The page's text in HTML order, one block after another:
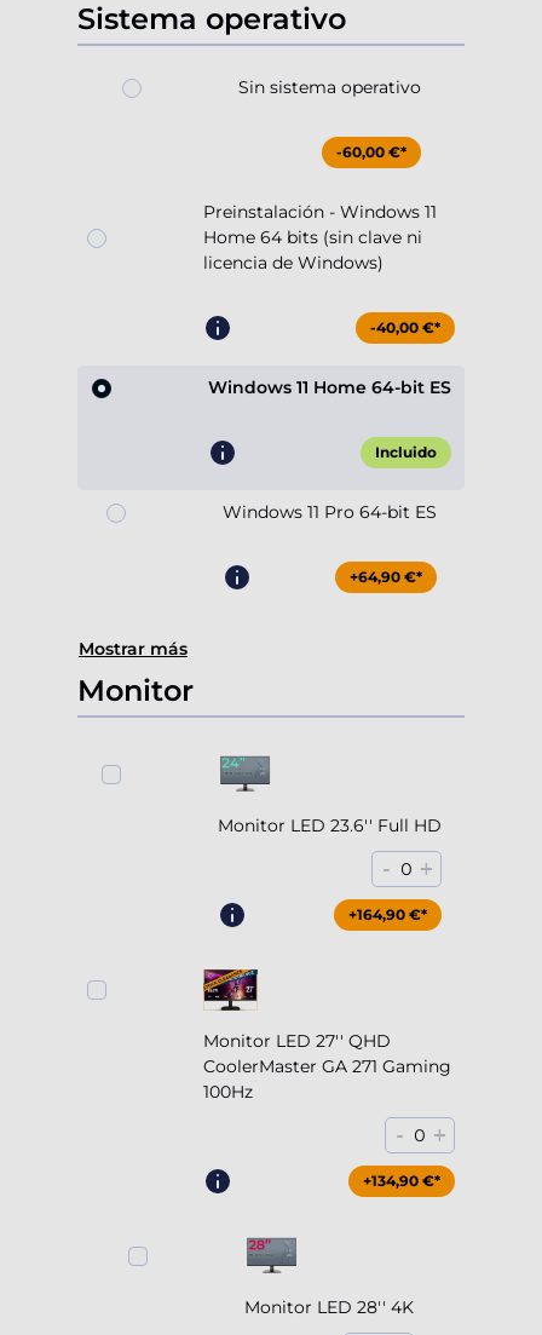
Sistema operativo
Sin sistema operativo
-60,00 €*
Preinstalación - Windows 11
Home 64 bits (sin clave ni
licencia de Windows)
-40,00 €*
Windows 11 Home 64-bit ES
Incluido
Windows 11 Pro 64-bit ES
+64,90 €*
Mostrar más
Monitor
Monitor LED 23.6'' Full HD
- 0 +
+164,90 €*
Monitor LED 27'' QHD
CoolerMaster GA 271 Gaming
100Hz
- 0 +
+204,90 €*
+134,90 €*
Monitor LED 28'' 4K